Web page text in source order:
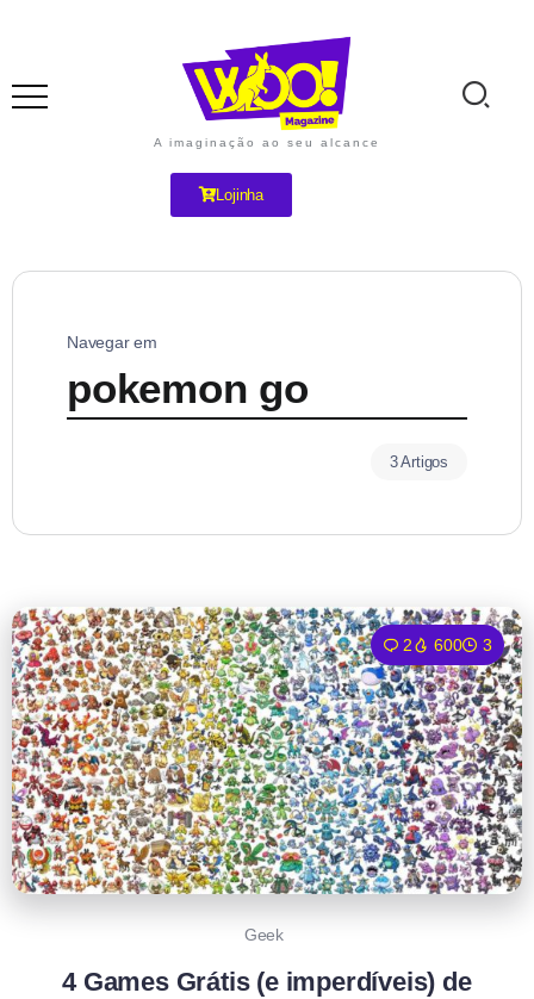
A imaginação ao seu alcance
Lojinha
Navegar em
pokemon go
3 Artigos
2 600 3
Geek
4 Games Grátis (e imperdíveis) de